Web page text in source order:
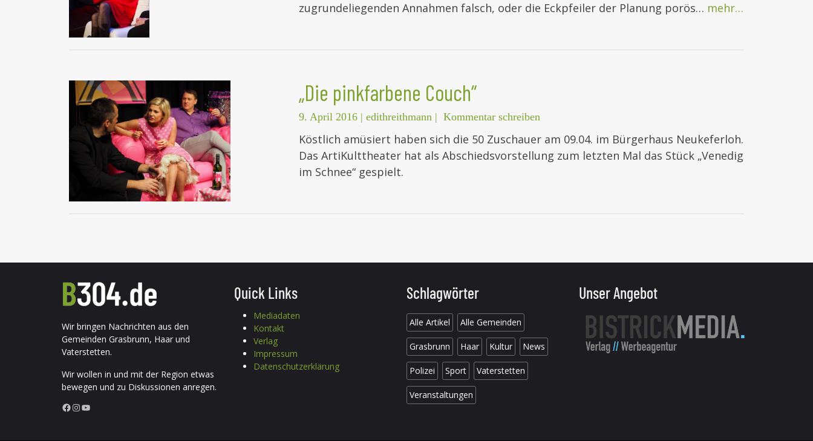
zugrundeliegenden Annahmen falsch, oder die Eckpfeiler der Planung porös… mehr…
„Die pinkfarbene Couch“
9. April 2016 | edithreithmann | Kommentar schreiben
Köstlich amüsiert haben sich die 50 Zuschauer am 09.04. im Bürgerhaus Neukeferloh.
Das ArtiKulttheater hat als Abschiedsvorstellung zum letzten Mal das Stück „Venedig
im Schnee“ gespielt.
Wir bringen Nachrichten aus den
Gemeinden Grasbrunn, Haar und
Vaterstetten.
Wir wollen in und mit der Region etwas
bewegen und zu Diskussionen anregen.
Facebook InstagramYouTube
Quick Links
Mediadaten
Kontakt
Verlag
Impressum
Datenschutzerklärung
Schlagwörter
Alle Artikel Alle Gemeinden
Grasbrunn Haar Kultur News
Polizei Sport Vaterstetten
Veranstaltungen
Unser Angebot